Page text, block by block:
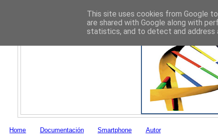
Home Documentación Smartphone Autor
This site uses cookies from Google
are shared with Google along with
statistics, and to detect and address